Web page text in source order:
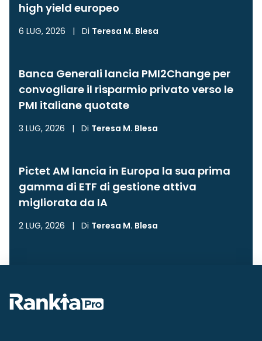
high yield europeo
6 LUG, 2026 | Di Teresa M. Blesa
Banca Generali lancia PMI2Change per
convogliare il risparmio privato verso le
PMI italiane quotate
3 LUG, 2026 | Di Teresa M. Blesa
Pictet AM lancia in Europa la sua prima
gamma di ETF di gestione attiva
migliorata da IA
2 LUG, 2026 | Di Teresa M. Blesa